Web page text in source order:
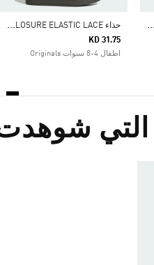
ح
ذاء للأطفال ADIDAS DISNEY SUPERSTAR LED LIGHTS COMFORT CLOSURE ح
ذاء SUPERSTAR LED LIGHTS COMFORT CLOSURE ELASTIC LACE
KD 31.75
اطفال 4-8 سنوات Originals
التي